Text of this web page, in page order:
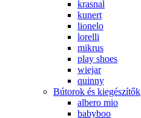
krasnal
kunert
lionelo
lorelli
mikrus
play shoes
wiejar
quinny
Bútorok és kiegészítők
albero mio
babyboo